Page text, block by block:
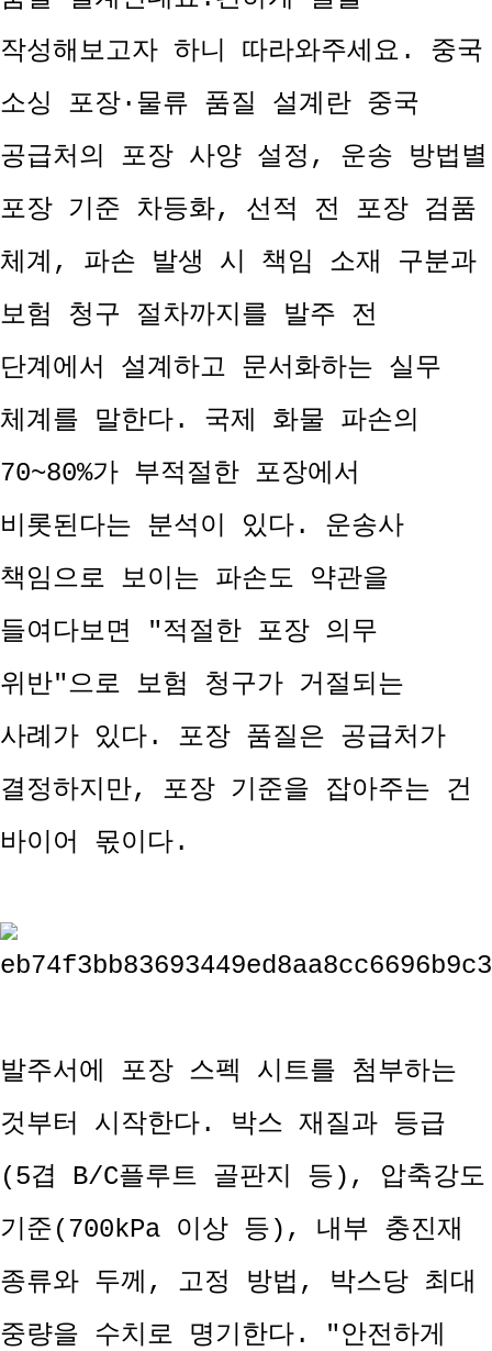
작성해보고자 하니 따라와주세요. 중국
소싱 포장·물류 품질 설계란 중국
공급처의 포장 사양 설정, 운송 방법별
포장 기준 차등화, 선적 전 포장 검품
체계, 파손 발생 시 책임 소재 구분과
보험 청구 절차까지를 발주 전
단계에서 설계하고 문서화하는 실무
체계를 말한다. 국제 화물 파손의
70~80%가 부적절한 포장에서
비롯된다는 분석이 있다. 운송사
책임으로 보이는 파손도 약관을
들여다보면 "적절한 포장 의무
위반"으로 보험 청구가 거절되는
사례가 있다. 포장 품질은 공급처가
결정하지만, 포장 기준을 잡아주는 건
바이어 몫이다.
발주서에 포장 스펙 시트를 첨부하는
것부터 시작한다. 박스 재질과 등급
(5겹 B/C플루트 골판지 등), 압축강도
기준(700kPa 이상 등), 내부 충진재
종류와 두께, 고정 방법, 박스당 최대
중량을 수치로 명기한다. "안전하게